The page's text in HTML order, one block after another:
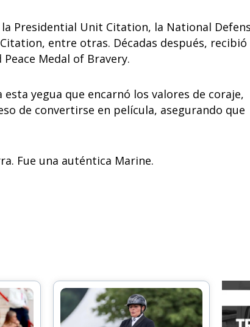
Presidential Unit Citation, la National
entre otras. Décadas después, recibió
Medal of Bravery.
yegua que encarnó los valores de coraje,
de convertirse en película, asegurando que
Fue una auténtica Marine.